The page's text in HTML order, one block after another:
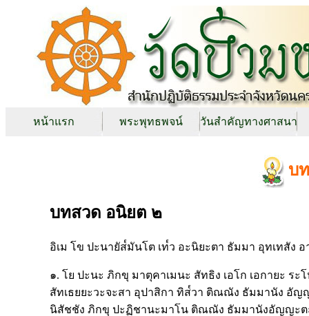
หน้าแรก พระพุทธพจน์ วันสำคัญทางศาสนา
บ
บทสวด อนิยต ๒
อิเม โข ปะนายัส๎มันโต เท๎ว อะนิยะตา ธัมมา อุทเทสัง
๑. โย ปะนะ ภิกขุ มาตุคาเมนะ สัทธิง เอโก เอกายะ ร
สัทเธยยะวะจะสา อุปาสิกา ทิส๎วา ติณณัง ธัมมานัง อัญญ
นิสัชชัง ภิกขุ ปะฏิชานะมาโน ติณณัง ธัมมานังอัญญะตะ